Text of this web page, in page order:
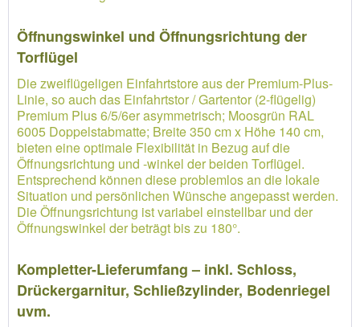
Öffnungswinkel und Öffnungsrichtung der
Torflügel
Die zweiflügeligen Einfahrtstore aus der Premium-Plus-
Linie, so auch das Einfahrtstor / Gartentor (2-flügelig)
Premium Plus 6/5/6er asymmetrisch; Moosgrün RAL
6005 Doppelstabmatte; Breite 350 cm x Höhe 140 cm,
bieten eine optimale Flexibilität in Bezug auf die
Öffnungsrichtung und -winkel der beiden Torflügel.
Entsprechend können diese problemlos an die lokale
Situation und persönlichen Wünsche angepasst werden.
Die Öffnungsrichtung ist variabel einstellbar und der
Öffnungswinkel der beträgt bis zu 180°.
Kompletter-Lieferumfang – inkl. Schloss,
Drückergarnitur, Schließzylinder, Bodenriegel
uvm.